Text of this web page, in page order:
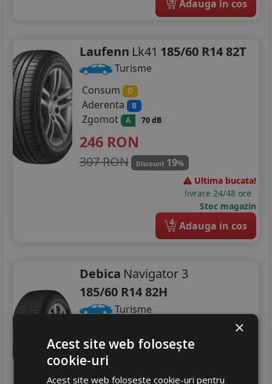
Adauga in cos
Laufenn Lk41 185/60 R14 82T
Turisme
Consum
D
Aderenta B
Zgomot A 70 dB
246 RON
307 RON Discount 19%
Ultima bucata!
livrare 24/48 ore
Stoc magazin
4 Adauga in cos
Debica Navigator 3
185/60 R14 82H
Turisme
Aderenta C
Zgomot
×
Acest site web folosește
cookie-uri
Acest site web folosește cookie-uri pentru